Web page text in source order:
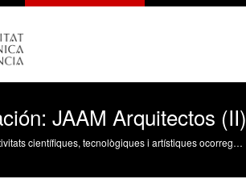
JAAM Arquitectos (II)
Divulgació de les activitats científiques, tecnològiques i artístiques ocorregudes en els tres campus de la UPV